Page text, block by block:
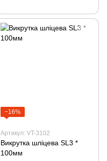
−16%
Артикул: VT-3102
Викрутка шліцева SL3 *
100мм